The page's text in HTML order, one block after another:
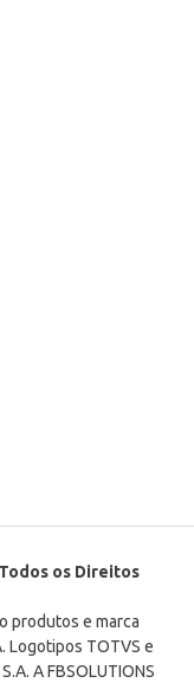
os Direitos
produtos e marca
Logotipos TOTVS e
A FBSOLUTIONS